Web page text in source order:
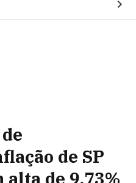
de SP
alta de 9,73%